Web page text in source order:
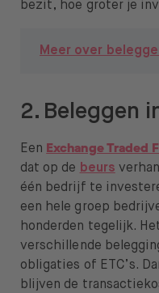
bezit, hoe groter je
Meer over
2. Beleggen
Een Exchange Traded
dat op de beurs
één bedrijf te
een hele groep
honderden tegelijk.
verschillende
obligaties of ETC’s.
blijven de